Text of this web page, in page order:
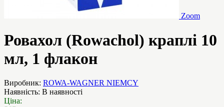
Zoom
Ровахол (Rowachol) краплі 10
мл, 1 флакон
Виробник: ROWA-WAGNER NIEMCY
Наявність: В наявності
Ціна: